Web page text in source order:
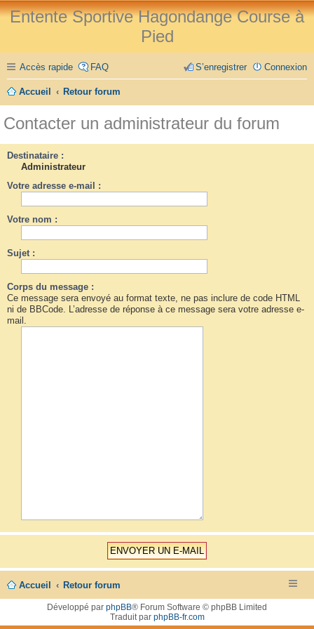
Entente Sportive Hagondange Course à
Pied
Accès rapide FAQ Connexion
S’enregistrer
Accueil Retour forum
Contacter un administrateur du forum
Destinataire :
Administrateur
Votre adresse e-mail :
Votre nom :
Sujet :
Corps du message :
Ce message sera envoyé au format texte, ne pas inclure de code HTML
ni de BBCode. L’adresse de réponse à ce message sera votre adresse e-
mail.
Accueil Retour forum
Développé par phpBB® Forum Software © phpBB Limited
Traduit par phpBB-fr.com